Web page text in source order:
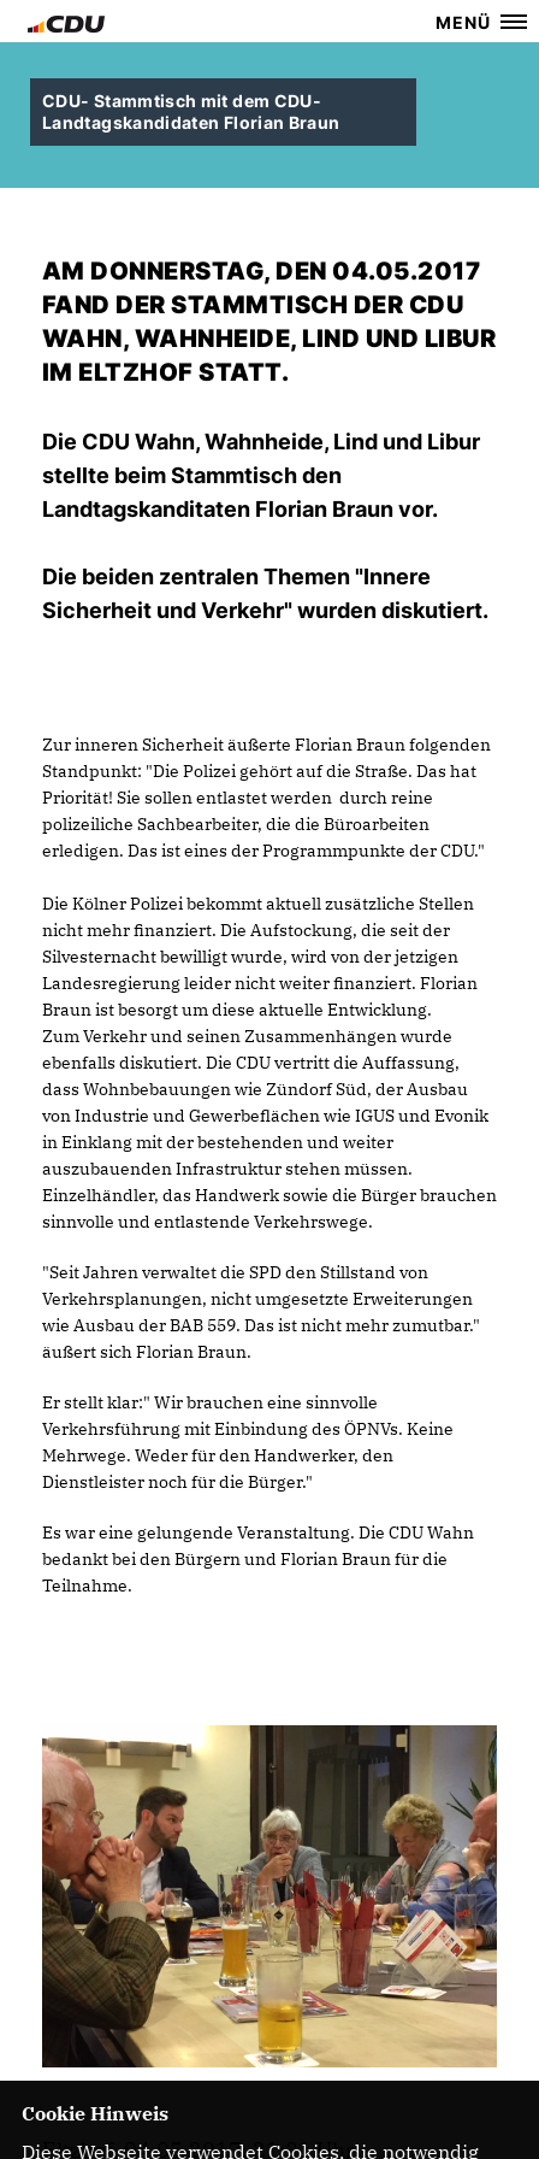
MENÜ
CDU- Stammtisch mit dem CDU-
Landtagskandidaten Florian Braun
AM DONNERSTAG, DEN 04.05.2017
FAND DER STAMMTISCH DER CDU
WAHN, WAHNHEIDE, LIND UND LIBUR
IM ELTZHOF STATT.
Die CDU Wahn, Wahnheide, Lind und Libur
stellte beim Stammtisch den
Landtagskanditaten Florian Braun vor.
Die beiden zentralen Themen "Innere
Sicherheit und Verkehr" wurden diskutiert.
Zur inneren Sicherheit äußerte Florian Braun folgenden
Standpunkt: "Die Polizei gehört auf die Straße. Das hat
Priorität! Sie sollen entlastet werden durch reine
polizeiliche Sachbearbeiter, die die Büroarbeiten
erledigen. Das ist eines der Programmpunkte der CDU."
Die Kölner Polizei bekommt aktuell zusätzliche Stellen
nicht mehr finanziert. Die Aufstockung, die seit der
Silvesternacht bewilligt wurde, wird von der jetzigen
Landesregierung leider nicht weiter finanziert. Florian
Braun ist besorgt um diese aktuelle Entwicklung.
Zum Verkehr und seinen Zusammenhängen wurde
ebenfalls diskutiert. Die CDU vertritt die Auffassung,
dass Wohnbebauungen wie Zündorf Süd, der Ausbau
von Industrie und Gewerbeflächen wie IGUS und Evonik
in Einklang mit der bestehenden und weiter
auszubauenden Infrastruktur stehen müssen.
Einzelhändler, das Handwerk sowie die Bürger brauchen
sinnvolle und entlastende Verkehrswege.
"Seit Jahren verwaltet die SPD den Stillstand von
Verkehrsplanungen, nicht umgesetzte Erweiterungen
wie Ausbau der BAB 559. Das ist nicht mehr zumutbar."
äußert sichFlorian Braun.
Er stellt klar:" Wir brauchen eine sinnvolle
Verkehrsführung mit Einbindung des ÖPNVs. Keine
Mehrwege. Weder für den Handwerker, den
Dienstleister noch für die Bürger."
Es war eine gelungende Veranstaltung. Die CDU Wahn
bedankt bei den Bürgern und Florian Braun für die
Teilnahme.
Eltzhof, 04.05.2017, 21:31 Uhr
Cookie Hinweis
Diese Webseite verwendet Cookies, die notwendig